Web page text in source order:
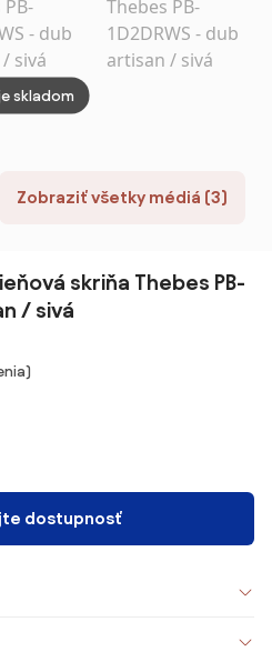
dvere
Zobraziť všetky médiá (3)
skladom
skriňa Thebes PB-
/ sivá
dostupnosť